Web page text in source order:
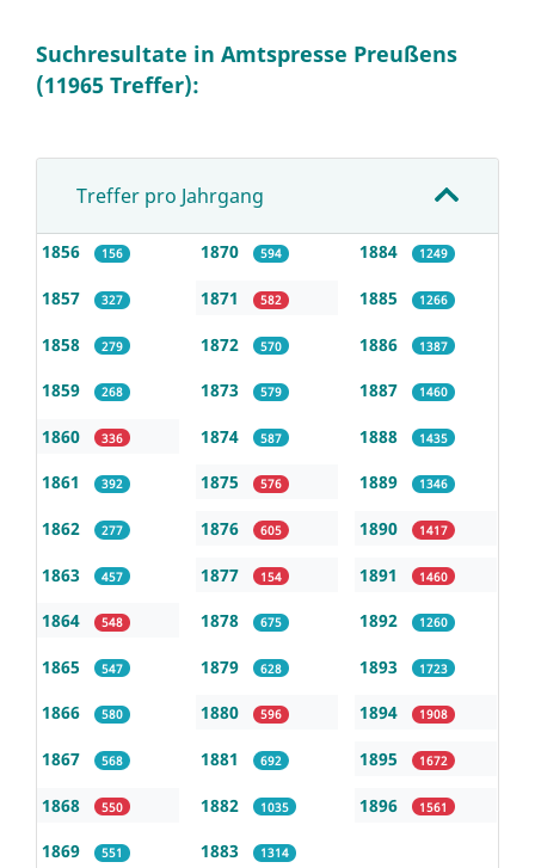
Suchresultate in Amtspresse Preußens
(11965 Treffer):
Treffer pro Jahrgang
1856 156
1857 327
1858 279
1859 268
1860 336
1861 392
1862 277
1863 457
1864 548
1865 547
1866 580
1867 568
1868 550
1869 551
1870 594
1871 582
1872 570
1873 579
1874 587
1875 576
1876 605
1877 154
1878 675
1879 628
1880 596
1881 692
1882 1035
1883 1314
1884 1249
1885 1266
1886 1387
1887 1460
1888 1435
1889 1346
1890 1417
1891 1460
1892 1260
1893 1723
1894 1908
1895 1672
1896 1561